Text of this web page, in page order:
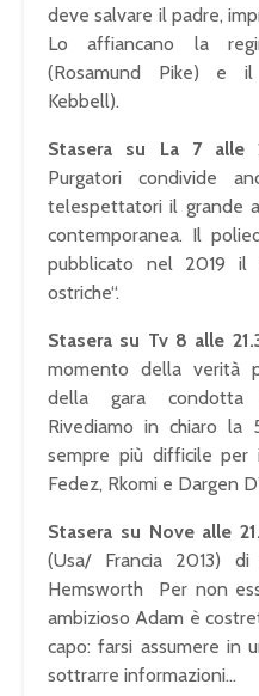
deve salvare il padre,
Lo affiancano la
(Rosamund Pike) e
Kebbell).
Stasera su La 7 alle
Purgatori condivide
telespettatori il grande
contemporanea. Il
pubblicato nel 2019 il
ostriche“.
Stasera su Tv 8 alle
momento della verità
della gara condotta
Rivediamo in chiaro la
sempre più difficile per
Fedez, Rkomi e Dargen
Stasera su Nove alle
(Usa/ Francia 2013)
Hemsworth Per non
ambizioso Adam è
capo: farsi assumere in
sottrarre informazioni…